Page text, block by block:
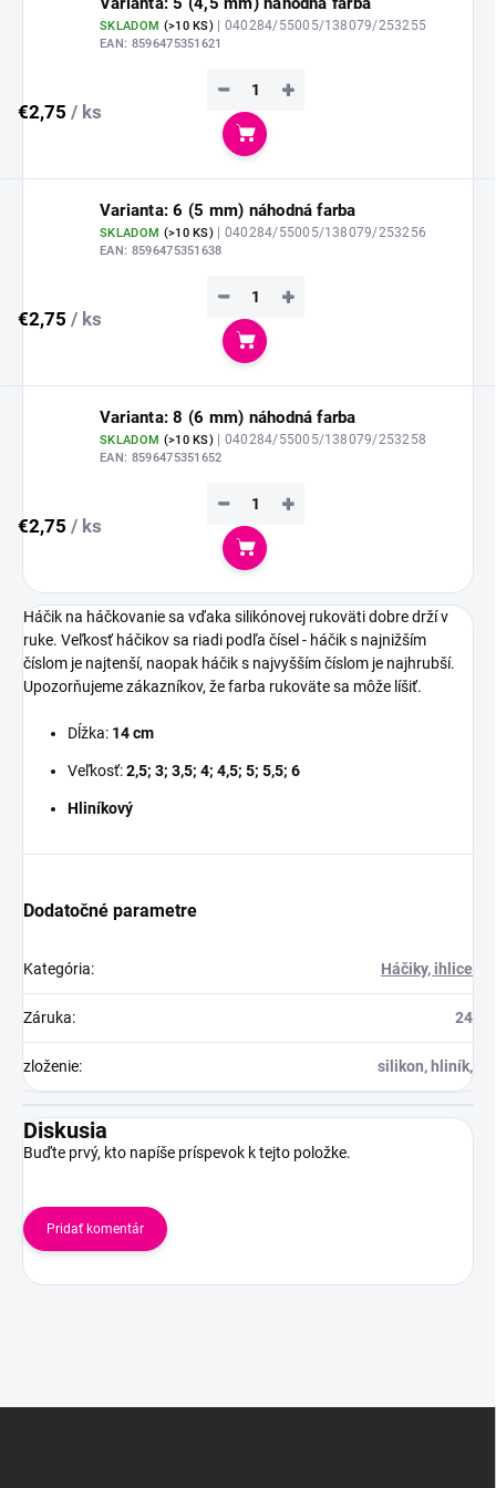
SKLADOM (>10 KS) | 040284/55005/138079/253255
EAN: 8596475351621
€2,75 / ks
+
−
Do košíka
Varianta: 6 (5 mm) náhodná farba
SKLADOM (>10 KS) | 040284/55005/138079/253256
EAN: 8596475351638
€2,75 / ks
+
−
Do košíka
Varianta: 8 (6 mm) náhodná farba
SKLADOM (>10 KS) | 040284/55005/138079/253258
EAN: 8596475351652
€2,75 / ks
+
−
Do košíka
Háčik na háčkovanie sa vďaka silikónovej rukoväti dobre drží v
ruke. Veľkosť háčikov sa riadi podľa čísel - háčik s najnižším
číslom je najtenší, naopak háčik s najvyšším číslom je najhrubší.
Upozorňujeme zákazníkov, že farba rukoväte sa môže líšiť.
Dĺžka: 14 cm
Veľkosť:2,5; 3; 3,5; 4; 4,5; 5; 5,5; 6
Hliníkový
Dodatočné parametre
Kategória: Háčiky, ihlice
Záruka: 24
zloženie: silikon, hliník,
Diskusia
Buďte prvý, kto napíše príspevok k tejto položke.
Pridať komentár